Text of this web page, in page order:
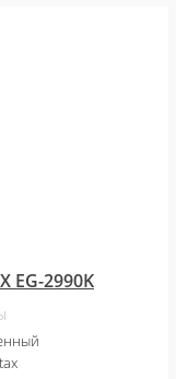
EG-2990K